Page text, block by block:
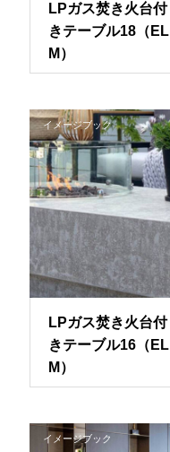
LPガス焚き火台付
きテーブル18（EL
M）
イメージブック
LPガス焚き火台付
きテーブル16（EL
M）
イメージブック